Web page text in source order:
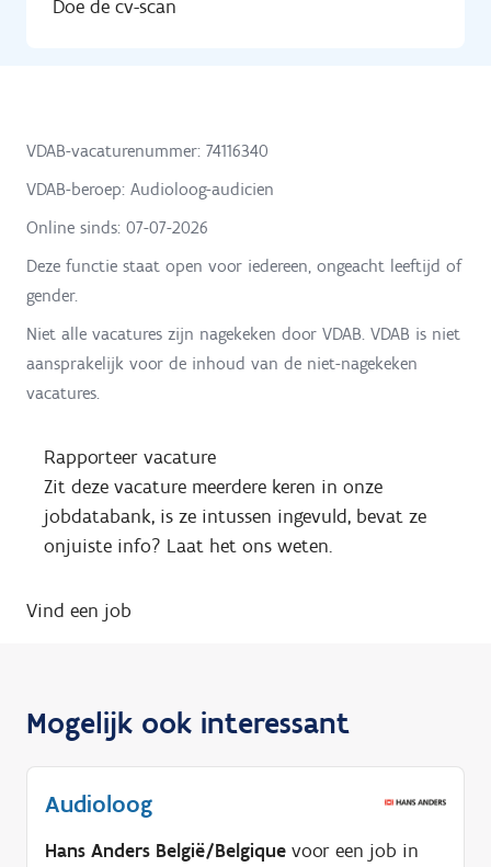
Doe de cv-scan
VDAB-vacaturenummer: 74116340
VDAB-beroep: Audioloog-audicien
Online sinds: 07-07-2026
Deze functie staat open voor iedereen, ongeacht leeftijd of
gender.
Niet alle vacatures zijn nagekeken door VDAB. VDAB is niet
aansprakelijk voor de inhoud van de niet-nagekeken
vacatures.
Rapporteer vacature
Zit deze vacature meerdere keren in onze
jobdatabank, is ze intussen ingevuld, bevat ze
onjuiste info? Laat het ons weten.
Vind een job
Mogelijk ook interessant
Audioloog
Hans Anders België/Belgique voor een job in